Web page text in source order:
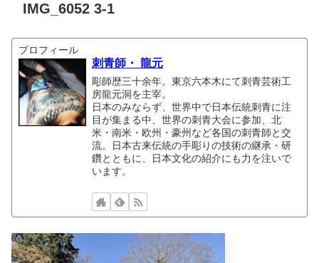
IMG_6052 3-1
プロフィール
刺青師・ 龍元
彫師歴三十余年。東京六本木にて刺青芸術工
房龍元洞を主宰。
日本のみならず、世界中で日本伝統刺青に注
目が集まる中、世界の刺青大会に参加、北
米・南米・欧州・豪州など各国の刺青師と交
流。日本古来伝統の手彫りの技術の継承・研
鑽とともに、日本文化の紹介にも力を注いで
います。